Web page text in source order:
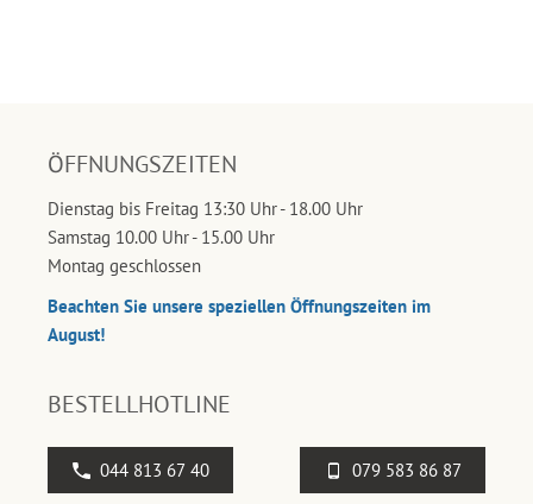
ÖFFNUNGSZEITEN
Dienstag bis Freitag 13:30 Uhr - 18.00 Uhr
Samstag 10.00 Uhr - 15.00 Uhr
Montag geschlossen
Beachten Sie unsere speziellen Öffnungszeiten im
August!
BESTELLHOTLINE
044 813 67 40 079 583 86 87